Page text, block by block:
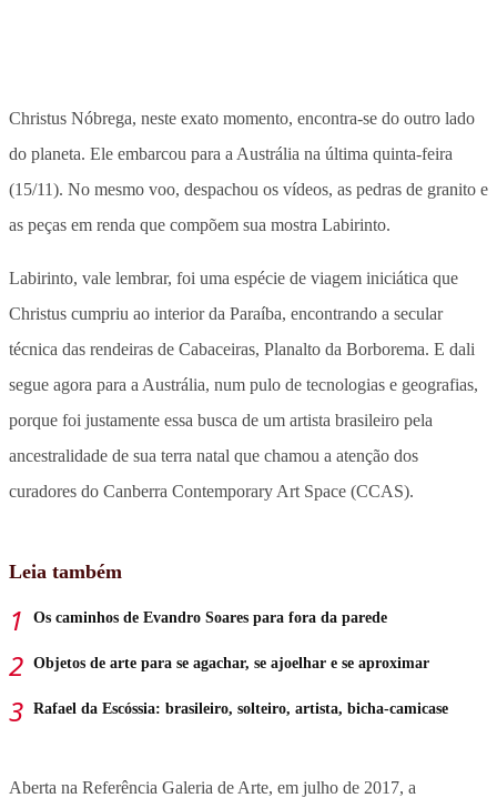
Christus Nóbrega, neste exato momento, encontra-se do outro lado
do planeta. Ele embarcou para a Austrália na última quinta-feira
(15/11). No mesmo voo, despachou os vídeos, as pedras de granito e
as peças em renda que compõem sua mostra Labirinto.
Labirinto, vale lembrar, foi uma espécie de viagem iniciática que
Christus cumpriu ao interior da Paraíba, encontrando a secular
técnica das rendeiras de Cabaceiras, Planalto da Borborema. E dali
segue agora para a Austrália, num pulo de tecnologias e geografias,
porque foi justamente essa busca de um artista brasileiro pela
ancestralidade de sua terra natal que chamou a atenção dos
curadores do Canberra Contemporary Art Space (CCAS).
Leia também
Os caminhos de Evandro Soares para fora da parede
Objetos de arte para se agachar, se ajoelhar e se aproximar
Rafael da Escóssia: brasileiro, solteiro, artista, bicha-camicase
Aberta na Referência Galeria de Arte, em julho de 2017, a